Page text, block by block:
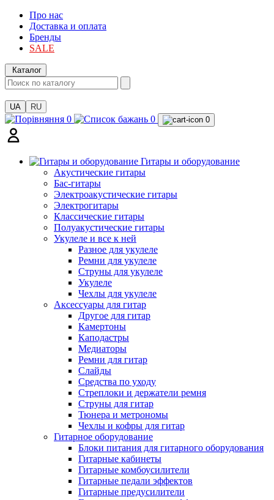
Про нас
Доставка и оплата
Бренды
SALE
Каталог
UA RU
0 0 0
Гитары и оборудование
Акустические гитары
Бас-гитары
Электроакустические гитары
Электрогитары
Классические гитары
Полуакустические гитары
Укулеле и все к ней
Разное для укулеле
Ремни для укулеле
Струны для укулеле
Укулеле
Чехлы для укулеле
Аксессуары для гитар
Другое для гитар
Камертоны
Каподастры
Медиаторы
Ремни для гитар
Слайды
Средства по уходу
Стреплоки и держатели ремня
Струны для гитар
Тюнера и метрономы
Чехлы и кофры для гитар
Гитарное оборудование
Блоки питания для гитарного оборудования
Гитарные кабинеты
Гитарные комбоусилители
Гитарные педали эффектов
Гитарные предусилители